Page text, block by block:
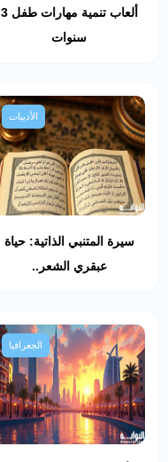
ألعاب تنمية مهارات طفل 3
سنوات
الأدبيات
سيرة المتنبي الذاتية: حياة
عبقري الشعر..
الجغرافيا